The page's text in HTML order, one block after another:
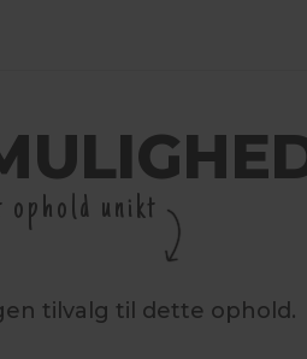
unikt
tilvalg til dette ophold.